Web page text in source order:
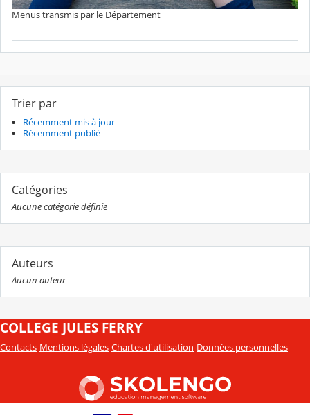
Menus transmis par le Département
Trier par
Récemment mis à jour
Récemment publié
Catégories
Aucune catégorie définie
Auteurs
Aucun auteur
COLLEGE JULES FERRY
Contacts Mentions légales Chartes d'utilisation Données personnelles